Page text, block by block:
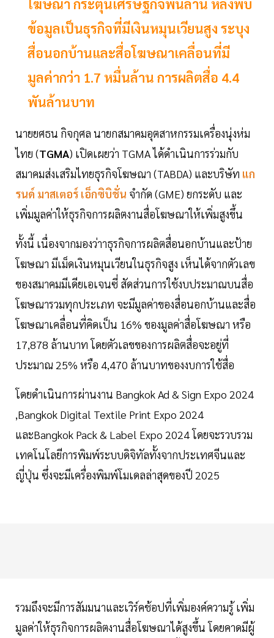
โฆษณา กระตุ้นเศรษฐกิจพันล้าน หลังพบ
ข้อมูลเป็นธุรกิจที่มีเงินหมุนเวียนสูง ระบุง
สื่อนอกบ้านและสื่อโฆษณาเคลื่อนที่มี
มูลค่ากว่า 1.7 หมื่นล้าน การผลิตสื่อ 4.4
พันล้านบาท
นายยศธน กิจกุศล นายกสมาคมอุตสาหกรรมเครื่องนุ่งห่ม
ไทย (TGMA) เปิดเผยว่า TGMA ได้ดำเนินการร่วมกับ
สมาคมส่งเสริมไทยธุรกิจโฆษณา (TABDA) และบริษัท แก
รนด์ มาสเตอร์ เอ็กซิบิชั่น จำกัด (GME) ยกระดับ และ
เพิ่มมูลค่าให้ธุรกิจการผลิตงานสื่อโฆษณาให้เพิ่มสูงขึ้น
ทั้งนี้ เนื่องจากมองว่าาธุรกิจการผลิตสื่อนอกบ้านและป้าย
โฆษณา มีเม็ดเงินหมุนเวียนในธุรกิจสูง เห็นได้จากตัวเลข
ของสมาคมมีเดียเอเจนซี่ สัดส่วนการใช้งบประมาณบนสื่อ
โฆษณารวมทุกประเภท จะมีมูลค่าของสื่อนอกบ้านและสื่อ
โฆษณาเคลื่อนที่คิดเป็น 16% ของมูลค่าสื่อโฆษณา หรือ
17,878 ล้านบาท โดยตัวเลขของการผลิตสื่อจะอยู่ที่
ประมาณ 25% หรือ 4,470 ล้านบาทของงบการใช้สื่อ
โดยดำเนินการผ่านงาน Bangkok Ad & Sign Expo 2024
,Bangkok Digital Textile Print Expo 2024
และBangkok Pack & Label Expo 2024 โดยจะรวบรวม
เทคโนโลยีการพิมพ์ระบบดิจิทัลทั้งจากประเทศจีนและ
ญี่ปุ่น ซึ่งจะมีเครื่องพิมพ์โมเดลล่าสุดของปี 2025
รวมถึงจะมีการสัมมนาและเวิร์คช้อปที่เพิ่มองค์ความรู้ เพิ่ม
มูลค่าให้ธุรกิจการผลิตงานสื่อโฆษณาได้สูงขึ้น โดยคาดมีผู้